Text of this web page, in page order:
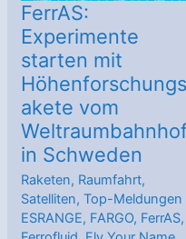
FerrAS:
Experimente
starten mit
akete vom
in Schweden
Raketen, Raumfahrt,
Satelliten,Top-Meldungen
ESRANGE, FARGO, FerrAS,